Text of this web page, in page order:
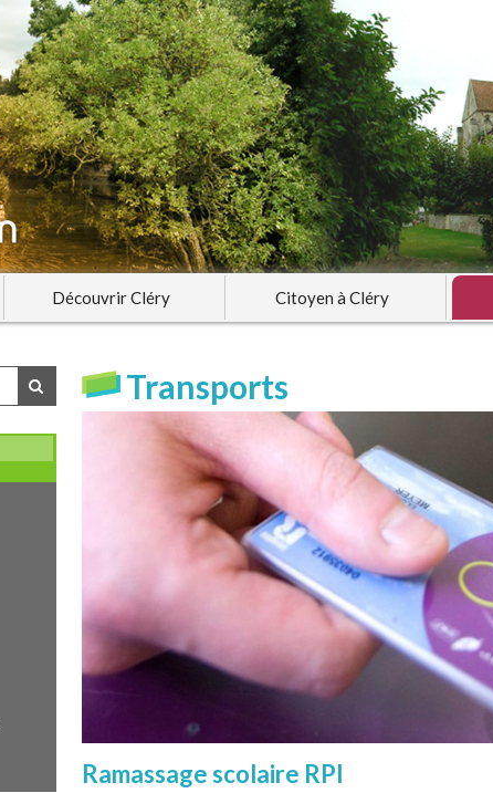
Découvrir Cléry Citoyen à Cléry
Transports
Ramassage scolaire RPI